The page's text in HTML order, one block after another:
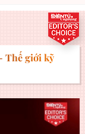
Thế giới kỹ